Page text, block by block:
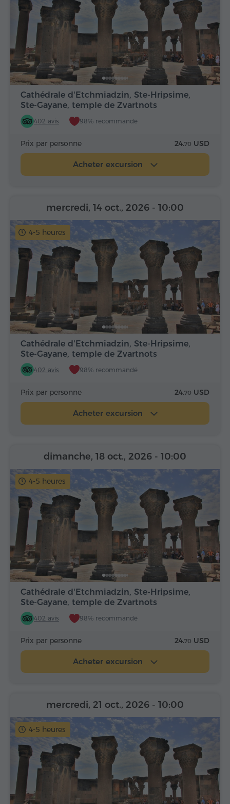
Cathédrale d'Etchmiadzin, Ste-Hripsime,
Ste-Gayane, temple de Zvartnots
402 avis 98% recommandé
Prix par personne 24.70 USD
Acheter excursion
4-5 heures
Cathédrale d'Etchmiadzin, Ste-Hripsime,
Ste-Gayane, temple de Zvartnots
402 avis 98% recommandé
mercredi, 14 oct., 2026 - 10:00
Prix par personne 24.70 USD
Acheter excursion
4-5 heures
Cathédrale d'Etchmiadzin, Ste-Hripsime,
Ste-Gayane, temple de Zvartnots
402 avis 98% recommandé
dimanche, 18 oct., 2026 - 10:00
Prix par personne 24.70 USD
Acheter excursion
4-5 heures
mercredi, 21 oct., 2026 - 10:00